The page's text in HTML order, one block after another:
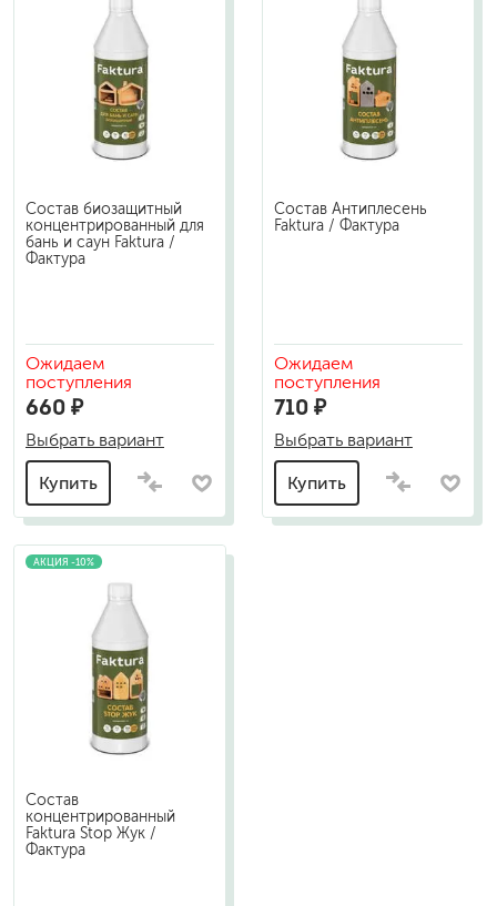
Состав биозащитный
концентрированный для
бань и саун Faktura /
Фактура
Ожидаем
поступления
660 ₽
Выбрать вариант
Купить
Состав Антиплесень
Faktura / Фактура
Ожидаем
поступления
710 ₽
Выбрать вариант
Купить
АКЦИЯ -10%
Состав
концентрированный
Faktura Stop Жук /
Фактура